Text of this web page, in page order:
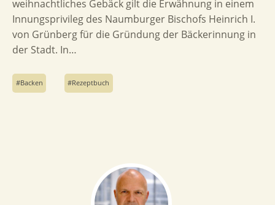
weihnachtliches Gebäck gilt die Erwähnung in einem
Innungsprivileg des Naumburger Bischofs Heinrich I.
von Grünberg für die Gründung der Bäckerinnung in
der Stadt. In…
Backen Rezeptbuch